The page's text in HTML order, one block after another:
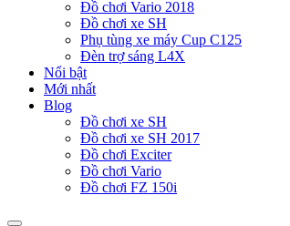
Đồ chơi Vario 2018
Đồ chơi xe SH
Phụ tùng xe máy Cup C125
Đèn trợ sáng L4X
Nổi bật
Mới nhất
Blog
Đồ chơi xe SH
Đồ chơi xe SH 2017
Đồ chơi Exciter
Đồ chơi Vario
Đồ chơi FZ 150i